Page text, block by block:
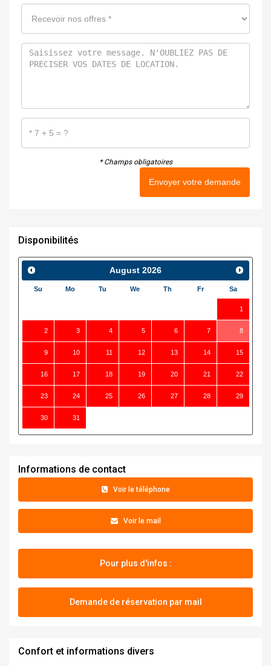
* Champs obligatoires
Envoyer votre demande
Disponibilités
August 2026
Su Mo Tu We Th Fr Sa
1
2 3 4 5 6 7 8
9 10 11 12 13 14 15
16 17 18 19 20 21 22
23 24 25 26 27 28 29
30 31
Informations de contact
Voir le téléphone
contact@residencekalliste.frVoir le mail
Pour plus d'infos :
Demande de réservation par mail
Confort et informations divers